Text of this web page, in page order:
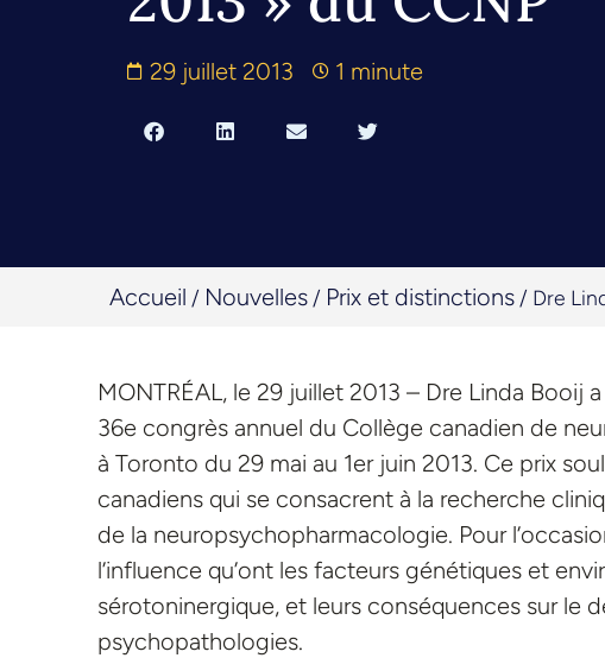
29 juillet 2013 1 minute
Accueil / Nouvelles / Prix et distinctions / Dre
MONTRÉAL, le 29 juillet 2013 – Dre Linda Booij
36e congrès annuel du Collège canadien de
à Toronto du 29 mai au 1er juin 2013. Ce prix
canadiens qui se consacrent à la recherche
de la neuropsychopharmacologie. Pour
l’influence qu’ont les facteurs génétiques et
sérotoninergique, et leurs conséquences sur le
psychopathologies.